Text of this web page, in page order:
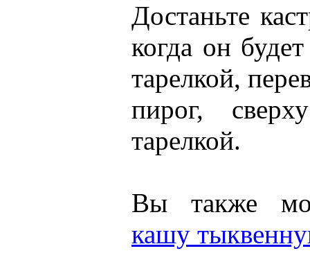
Достаньте
когда он
тарелкой,
пирог,
тарелкой.
Вы также
кашу